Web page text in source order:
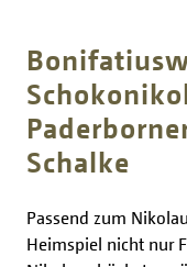
Schalke
Passend zum
Heimspiel nicht nur